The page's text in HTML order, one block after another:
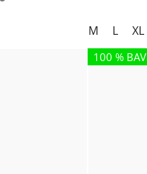
M L XL
100 %